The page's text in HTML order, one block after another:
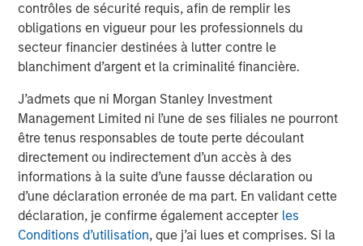
contrôles de sécurité requis, afin de remplir les
obligations en vigueur pour les professionnels du
secteur financier destinées à lutter contre le
blanchiment d’argent et la criminalité financière.
J’admets que ni Morgan Stanley Investment
Management Limited ni l’une de ses filiales ne pourront
être tenus responsables de toute perte découlant
directement ou indirectement d’un accès à des
informations à la suite d’une fausse déclaration ou
d’une déclaration erronée de ma part. En validant cette
déclaration, je confirme également accepter les
Conditions d’utilisation, que j’ai lues et comprises. Si la
Analyses mises en avant